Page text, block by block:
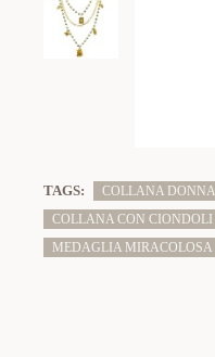
TAGS: COLLANA DONNA
COLLANA CON CIONDOLI
MEDAGLIA MIRACOLOSA